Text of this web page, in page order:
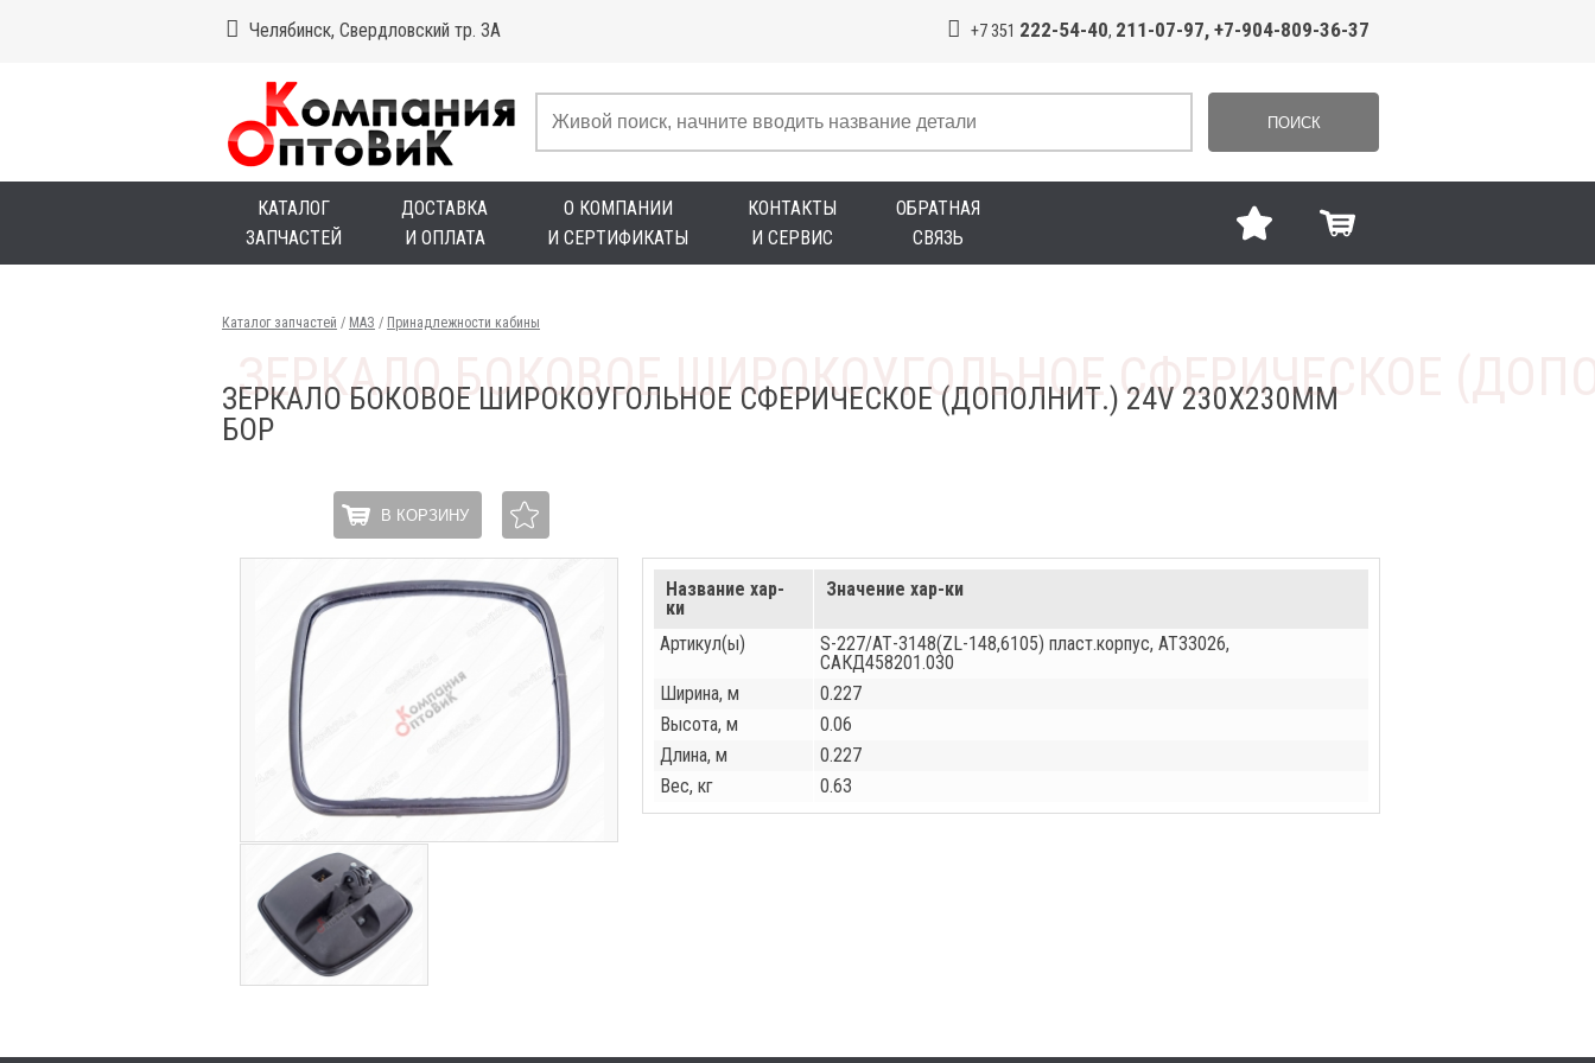
Челябинск, Свердловский тр. 3А +7 351 222-54-40, 211-07-97, +7-904-809-36-37
ПОИСК
КАТАЛОГ
ЗАПЧАСТЕЙ
ДОСТАВКА
И ОПЛАТА
О КОМПАНИИ
И СЕРТИФИКАТЫ
КОНТАКТЫ
И СЕРВИС
ОБРАТНАЯ
СВЯЗЬ
Каталог запчастей / МАЗ / Принадлежности кабины
ЗЕРКАЛО БОКОВОЕ ШИРОКОУГОЛЬНОЕ СФЕРИЧЕСКОЕ (ДОПОЛНИТ.) 24V 230Х230ММ
БОР
В КОРЗИНУ
Название хар-
ки
Значение хар-ки
Артикул(ы)
S-227/АТ-3148(ZL-148,6105) пласт.корпус, AT33026,
САКД458201.030
Ширина, м
0.227
Высота, м
0.06
Длина, м
0.227
Вес, кг
0.63